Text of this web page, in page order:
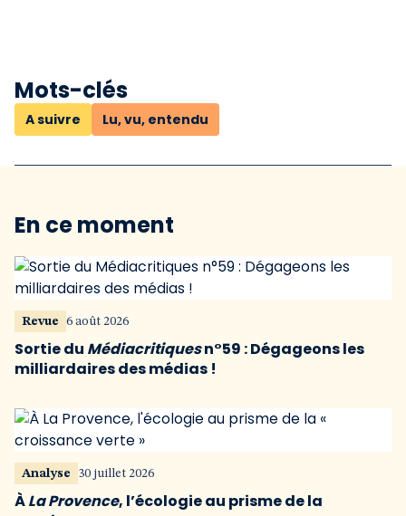
Mots-clés
A suivre Lu, vu, entendu
En ce moment
Revue 6 août 2026
Sortie du Médiacritiquesn°59 : Dégageons les
milliardaires des médias !
Analyse 30 juillet 2026
ÀLa Provence, l’écologie au prisme de la